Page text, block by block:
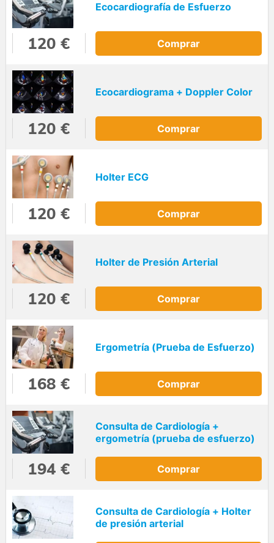
Ecocardiografía de Esfuerzo
120 € Comprar
Ecocardiograma + Doppler Color
120 € Comprar
Holter ECG
120 € Comprar
Holter de Presión Arterial
120 € Comprar
Ergometría (Prueba de Esfuerzo)
168 € Comprar
Consulta de Cardiología +
ergometría (prueba de esfuerzo)
194 € Comprar
Consulta de Cardiología + Holter
de presión arterial